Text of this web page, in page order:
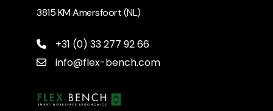
3815 KM Amersfoort (NL)
+31 (0) 33 277 92 66
info@flex-bench.com